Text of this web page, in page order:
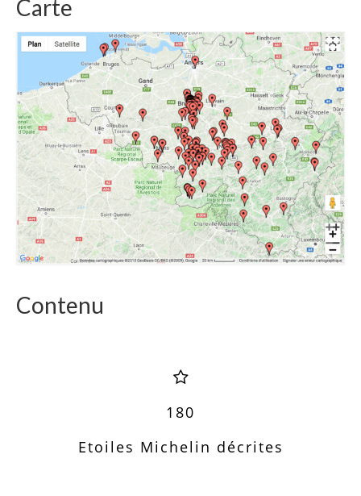
Carte
Contenu
180
Etoiles Michelin décrites